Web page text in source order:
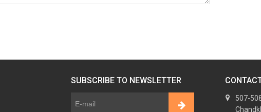
SUBSCRIBE TO NEWSLETTER
507-